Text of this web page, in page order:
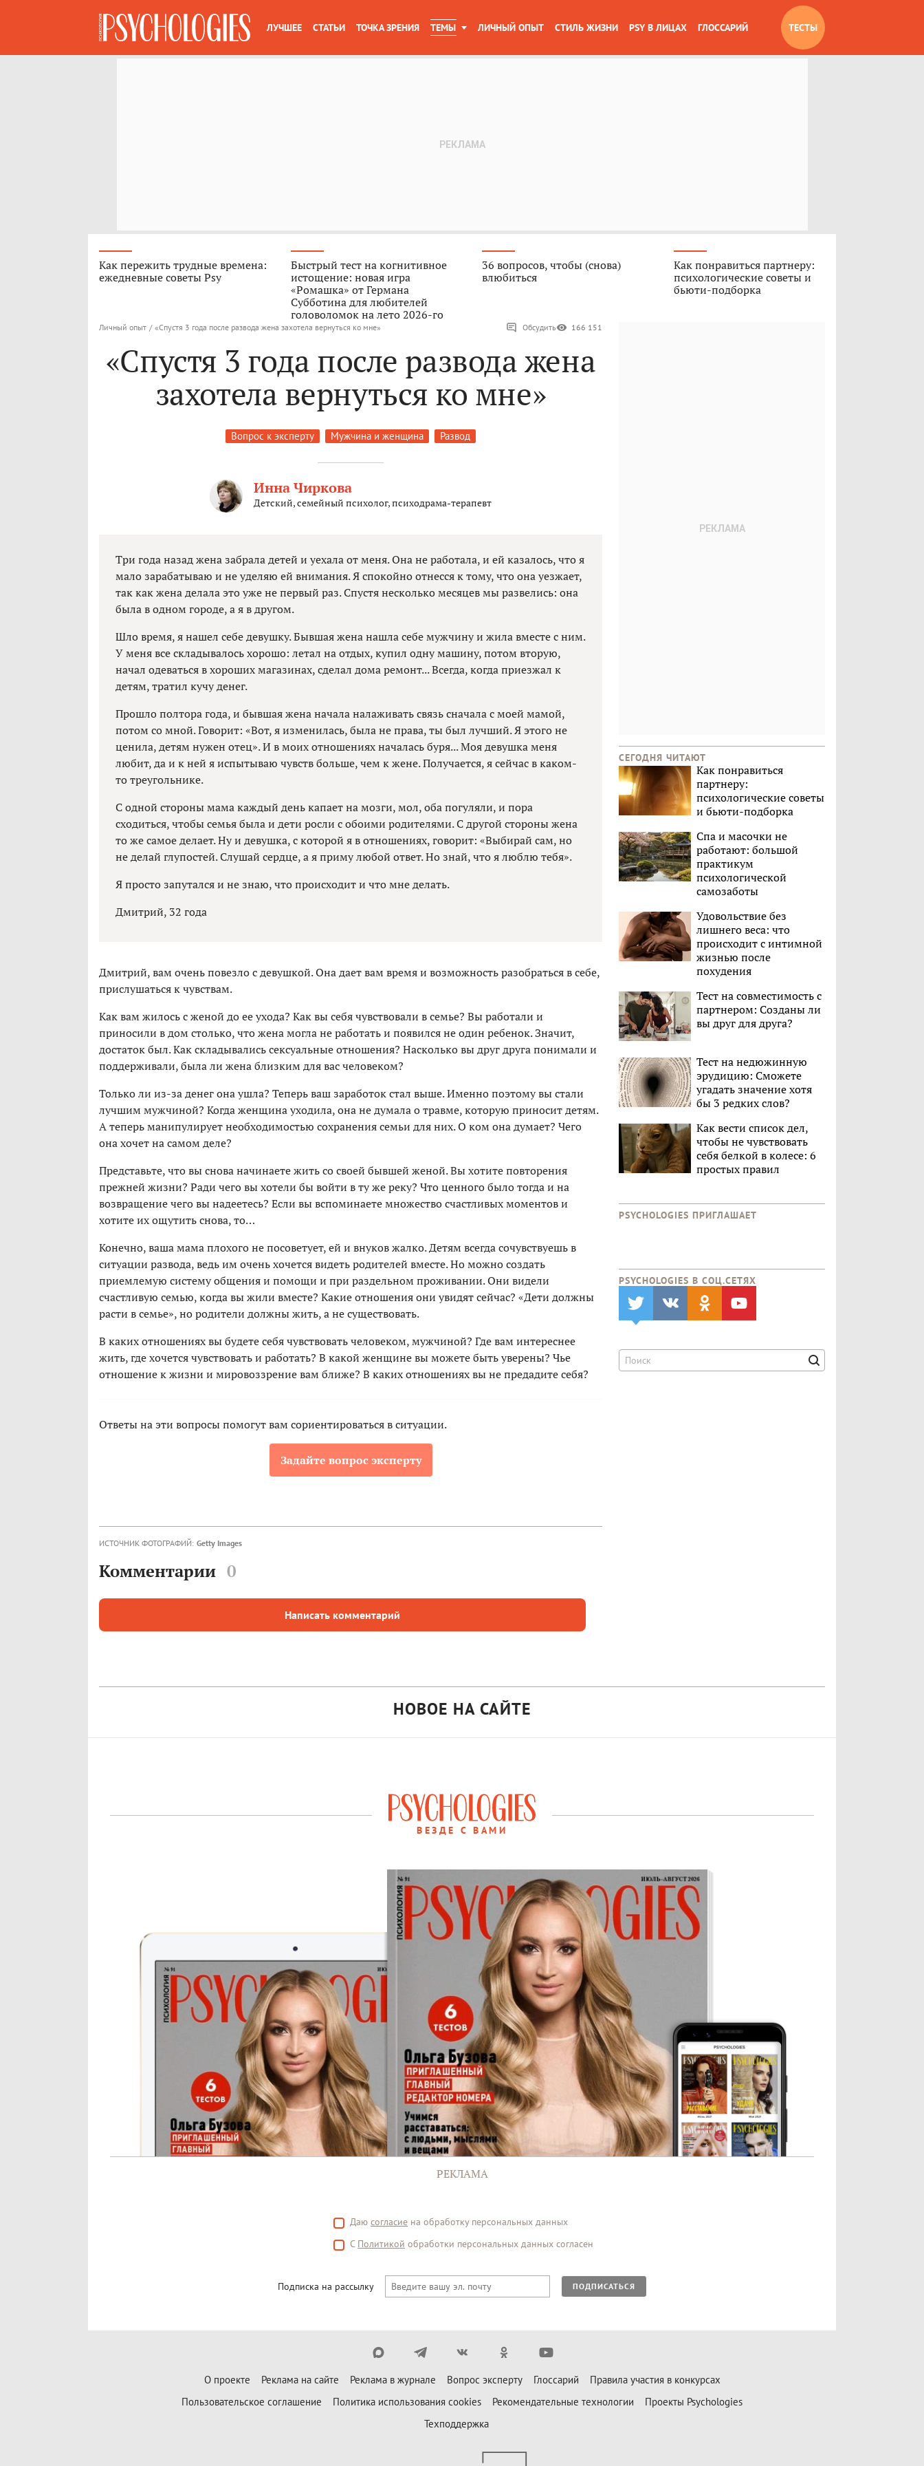
ЛУЧШЕЕ СТАТЬИ ТОЧКА ЗРЕНИЯ ТЕМЫ ЛИЧНЫЙ ОПЫТ СТИЛЬ ЖИЗНИ PSY В ЛИЦАХ ГЛОССАРИЙ ТЕСТЫ
Как пережить трудные времена:
ежедневные советы Psy
Быстрый тест на когнитивное
истощение: новая игра
«Ромашка» от Германа
Субботина для любителей
головоломок на лето 2026-го
36 вопросов, чтобы (снова)
влюбиться
Как понравиться партнеру:
психологические советы и
бьюти-подборка
Личный опыт / «Спустя 3 года после развода жена захотела вернуться ко мне» Обсудить 166 151
«Спустя 3 года после развода жена
захотела вернуться ко мне»
Вопрос к эксперту Мужчина и женщина Развод
Инна Чиркова
Детский, семейный психолог, психодрама-терапевт
Три года назад жена забрала детей и уехала от меня. Она не работала, и ей казалось, что я
мало зарабатываю и не уделяю ей внимания. Я спокойно отнесся к тому, что она уезжает,
так как жена делала это уже не первый раз. Спустя несколько месяцев мы развелись: она
была в одном городе, а я в другом.
Шло время, я нашел себе девушку. Бывшая жена нашла себе мужчину и жила вместе с ним.
У меня все складывалось хорошо: летал на отдых, купил одну машину, потом вторую,
начал одеваться в хороших магазинах, сделал дома ремонт... Всегда, когда приезжал к
детям, тратил кучу денег.
Прошло полтора года, и бывшая жена начала налаживать связь сначала с моей мамой,
потом со мной. Говорит: «Вот, я изменилась, была не права, ты был лучший. Я этого не
ценила, детям нужен отец». И в моих отношениях началась буря... Моя девушка меня
любит, да и к ней я испытываю чувств больше, чем к жене. Получается, я сейчас в каком-
то треугольнике.
С одной стороны мама каждый день капает на мозги, мол, оба погуляли, и пора
сходиться, чтобы семья была и дети росли с обоими родителями. С другой стороны жена
то же самое делает. Ну и девушка, с которой я в отношениях, говорит: «Выбирай сам, но
не делай глупостей. Слушай сердце, а я приму любой ответ. Но знай, что я люблю тебя».
Я просто запутался и не знаю, что происходит и что мне делать.
Дмитрий, 32 года
Дмитрий, вам очень повезло с девушкой. Она дает вам время и возможность разобраться в себе,
прислушаться к чувствам.
Как вам жилось с женой до ее ухода? Как вы себя чувствовали в семье? Вы работали и
приносили в дом столько, что жена могла не работать и появился не один ребенок. Значит,
достаток был. Как складывались сексуальные отношения? Насколько вы друг друга понимали и
поддерживали, была ли жена близким для вас человеком?
Только ли из-за денег она ушла? Теперь ваш заработок стал выше. Именно поэтому вы стали
лучшим мужчиной? Когда женщина уходила, она не думала о травме, которую приносит детям.
А теперь манипулирует необходимостью сохранения семьи для них. О ком она думает? Чего
она хочет на самом деле?
Представьте, что вы снова начинаете жить со своей бывшей женой. Вы хотите повторения
прежней жизни? Ради чего вы хотели бы войти в ту же реку? Что ценного было тогда и на
возвращение чего вы надеетесь? Если вы вспоминаете множество счастливых моментов и
хотите их ощутить снова, то…
Конечно, ваша мама плохого не посоветует, ей и внуков жалко. Детям всегда сочувствуешь в
ситуации развода, ведь им очень хочется видеть родителей вместе. Но можно создать
приемлемую систему общения и помощи и при раздельном проживании. Они видели
счастливую семью, когда вы жили вместе? Какие отношения они увидят сейчас? «Дети должны
расти в семье», но родители должны жить, а не существовать.
В каких отношениях вы будете себя чувствовать человеком, мужчиной? Где вам интереснее
жить, где хочется чувствовать и работать? В какой женщине вы можете быть уверены? Чье
отношение к жизни и мировоззрение вам ближе? В каких отношениях вы не предадите себя?
Ответы на эти вопросы помогут вам сориентироваться в ситуации.
Задайте вопрос эксперту
ИСТОЧНИК ФОТОГРАФИЙ: Getty Images
Комментарии 0
Написать комментарий
СЕГОДНЯ ЧИТАЮТ
Как понравиться
партнеру:
психологические советы
и бьюти-подборка
Спа и масочки не
работают: большой
практикум
психологической
самозаботы
Удовольствие без
лишнего веса: что
происходит с интимной
жизнью после
похудения
Тест на совместимость с
партнером: Созданы ли
вы друг для друга?
Тест на недюжинную
эрудицию: Сможете
угадать значение хотя
бы 3 редких слов?
Как вести список дел,
чтобы не чувствовать
себя белкой в колесе: 6
простых правил
PSYCHOLOGIES ПРИГЛАШАЕТ
PSYCHOLOGIES В CОЦ.СЕТЯХ
НОВОЕ НА САЙТЕ
ВЕЗДЕ С ВАМИ
РЕКЛАМА
Даю согласие на обработку персональных данных
С Политикой обработки персональных данных согласен
Подписка на рассылку ПОДПИСАТЬСЯ
О проекте Реклама на сайте Реклама в журнале Вопрос эксперту Глоссарий
Правила участия в конкурсах
Пользовательское соглашение
Политика использования cookies Рекомендательные технологии
Проекты Psychologies
Техподдержка